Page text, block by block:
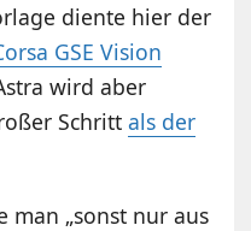
diente hier der
GSE Vision
wird aber
Schrittals der
man „sonst nur aus